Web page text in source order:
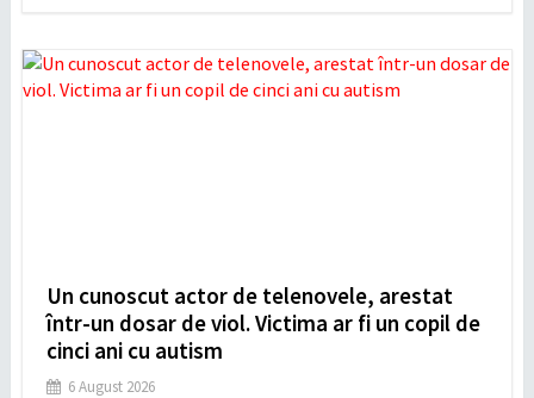
Un cunoscut actor de telenovele, arestat
într-un dosar de viol. Victima ar fi un copil de
cinci ani cu autism
6 August 2026